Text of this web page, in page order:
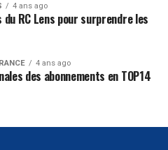
4 ans ago
RC Lens pour surprendre les
4 ans ago
des abonnements en TOP14